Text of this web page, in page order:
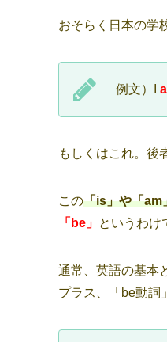
おそらく日本の学
例文）I
もしくはこれ。後
この「is」や「am
「be」 というわけ
通常、英語の基本
プラス、「be動詞